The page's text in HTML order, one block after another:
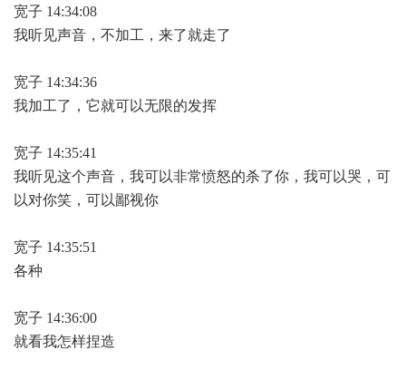
宽子 14:34:08
我听见声音，不加工，来了就走了
宽子 14:34:36
我加工了，它就可以无限的发挥
宽子 14:35:41
我听见这个声音，我可以非常愤怒的杀了你，我可以哭，可
以对你笑，可以鄙视你
宽子 14:35:51
各种
宽子 14:36:00
就看我怎样捏造